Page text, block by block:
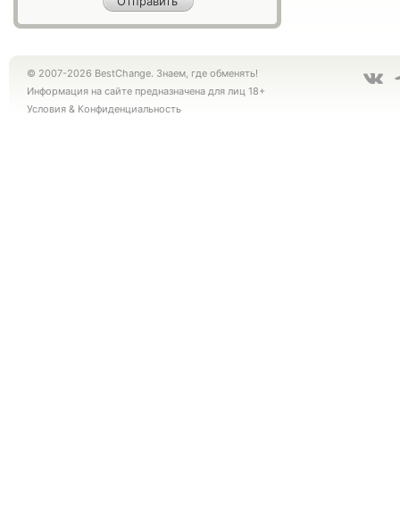
© 2007-2026 BestChange. Знаем, где обменять!
Информация на сайте предназначена для лиц 18+
Условия & Конфиденциальность